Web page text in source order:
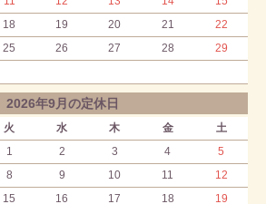
18 19 20 21
22
25 26 27 28
29
2026年9月の定休日
火 水 木 金
土
1
2 3 4
5
8 9 10 11
12
15 16 17 18
19